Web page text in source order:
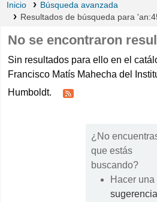
Inicio
Búsqueda avanzada
Resultados de búsqueda para
No se encontraron
Sin resultados para ello en el
Francisco Matís Mahecha del
Humboldt.
¿No
que estás
buscando?
Hacer una